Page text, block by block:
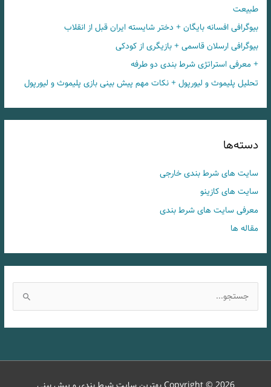
طبیعت
بیوگرافی افسانه بایگان + دختر شایسته ایران قبل از انقلاب
بیوگرافی ارسلان قاسمی + بازیگری از کودکی
+ معرفی استراتژی شرط بندی دو طرفه
تحلیل پلیموث و لیورپول + نکات مهم پیش بینی بازی پلیموث و لیورپول
دسته‌ها
سایت های شرط بندی خارجی
سایت های کازینو
معرفی سایت های شرط بندی
مقاله ها